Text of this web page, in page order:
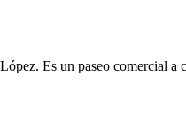
Es un paseo comercial